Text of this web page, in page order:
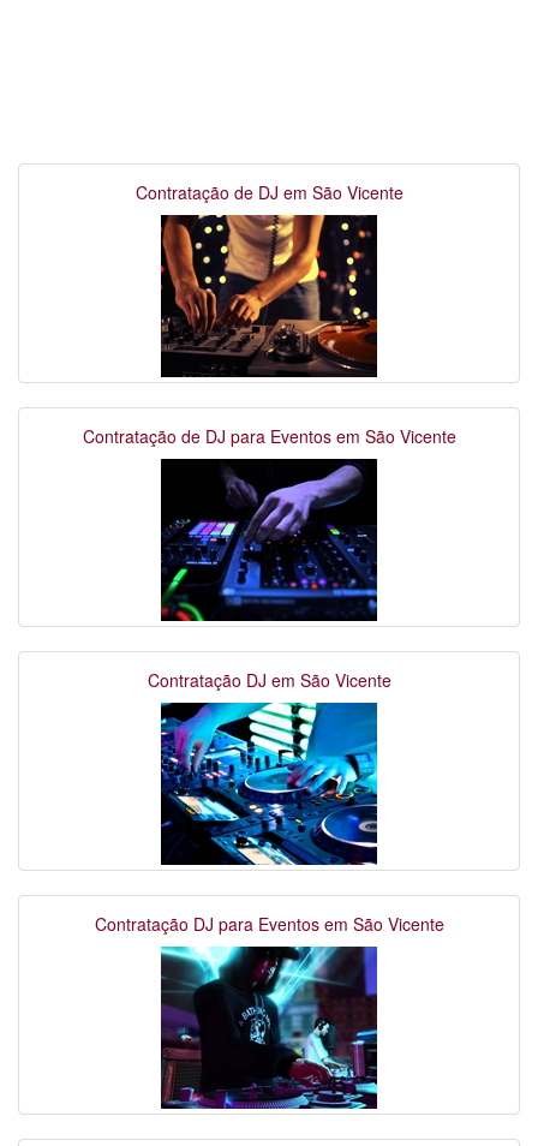
Contratação de DJ em São Vicente
Contratação de DJ para Eventos em São Vicente
Contratação DJ em São Vicente
Contratação DJ para Eventos em São Vicente